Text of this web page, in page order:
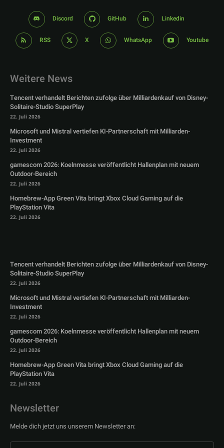
Discord GitHub Linkedin
RSS X WhatsApp Youtube
Weitere News
Tencent verhandelt Berichten zufolge über Milliardenkauf von Disney-
Solitaire-Studio SuperPlay
22. Juli 2026
Microsoft und Mistral vertiefen KI-Partnerschaft mit Milliarden-
Investment
22. Juli 2026
gamescom 2026: Koelnmesse veröffentlicht Hallenplan mit neuem
Outdoor-Bereich
22. Juli 2026
Homebrew-App Green Vita bringt Xbox Cloud Gaming auf die
PlayStation Vita
22. Juli 2026
Tencent verhandelt Berichten zufolge über Milliardenkauf von Disney-
Solitaire-Studio SuperPlay
22. Juli 2026
Microsoft und Mistral vertiefen KI-Partnerschaft mit Milliarden-
Investment
22. Juli 2026
gamescom 2026: Koelnmesse veröffentlicht Hallenplan mit neuem
Outdoor-Bereich
22. Juli 2026
Homebrew-App Green Vita bringt Xbox Cloud Gaming auf die
PlayStation Vita
22. Juli 2026
Newsletter
Melde dich jetzt uns unserem Newsletter an: